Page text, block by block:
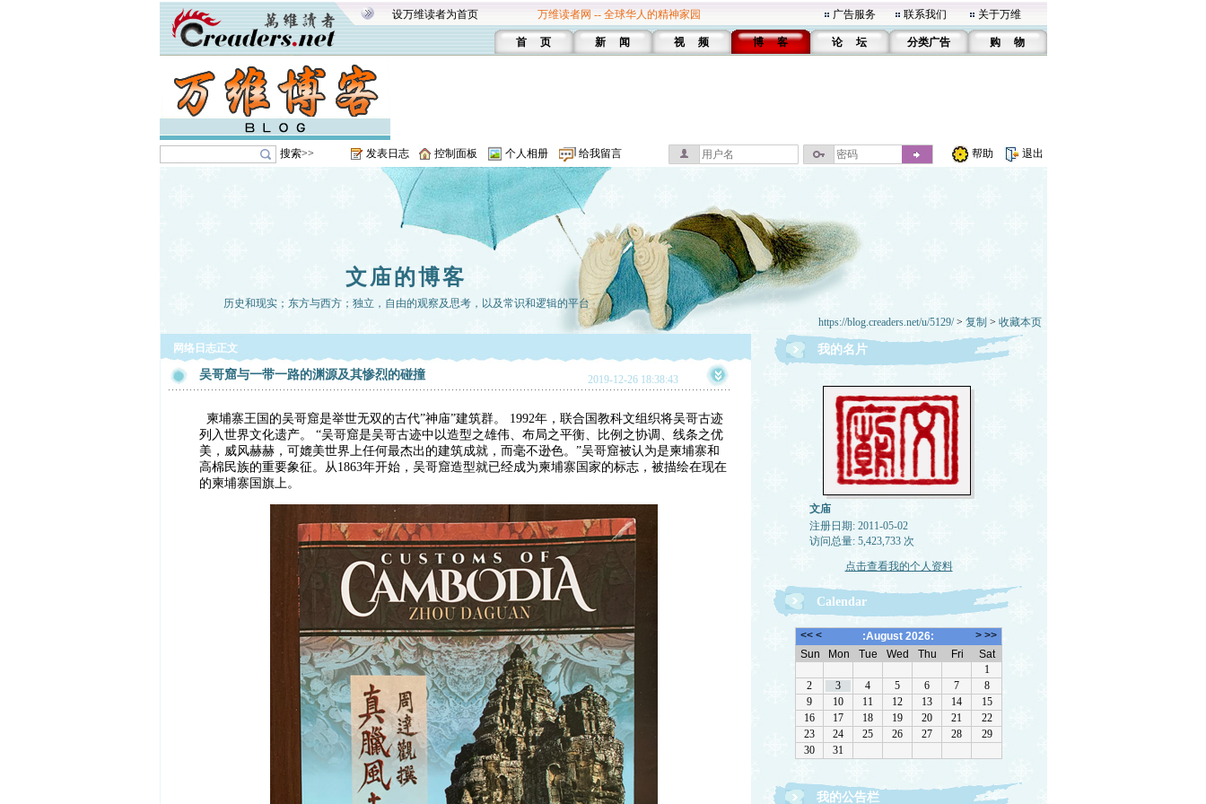
设万维读者为首页 万维读者网 -- 全球华人的精神家园 广告服务 联系我们 关于万维
首 页 新 闻 视 频 博 客 论 坛 分类广告 购 物
搜索>> 发表日志 控制面板 个人相册 给我留言 帮助 退出
文庙的博客
历史和现实；东方与西方；独立，自由的观察及思考，以及常识和逻辑的平台
https://blog.creaders.net/u/5129/> 复制 > 收藏本页
网络日志正文
吴哥窟与一带一路的渊源及其惨烈的碰撞 2019-12-26 18:38:43
柬埔寨王国的吴哥窟是举世无双的古代”神庙”建筑群。 1992年，联合国教科文组织将吴哥古迹
列入世界文化遗产。 “吴哥窟是吴哥古迹中以造型之雄伟、布局之平衡、比例之协调、线条之优
美，威风赫赫，可媲美世界上任何最杰出的建筑成就，而毫不逊色。”吴哥窟被认为是柬埔寨和
高棉民族的重要象征。从1863年开始，吴哥窟造型就已经成为柬埔寨国家的标志，被描绘在现在
的柬埔寨国旗上。
我的名片
文庙
注册日期: 2011-05-02
访问总量: 5,423,733 次
点击查看我的个人资料
Calendar
我的公告栏